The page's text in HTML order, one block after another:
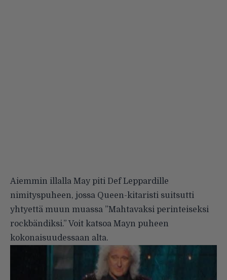
Aiemmin illalla May piti Def Leppardille
nimityspuheen, jossa Queen-kitaristi suitsutti
yhtyettä muun muassa ”Mahtavaksi perinteiseksi
rockbändiksi.” Voit katsoa Mayn puheen
kokonaisuudessaan alta.